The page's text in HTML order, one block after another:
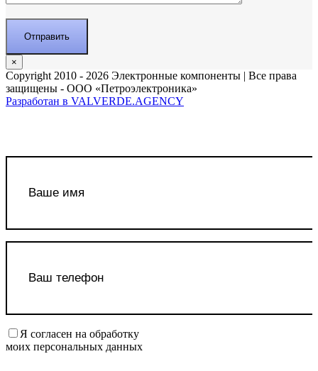
×
Copyright 2010 - 2026 Электронные компоненты | Все права
защищены - ООО «Петроэлектроника»
Разработан в VALVERDE.AGENCY
Я согласен на обработку
моих персональных данных